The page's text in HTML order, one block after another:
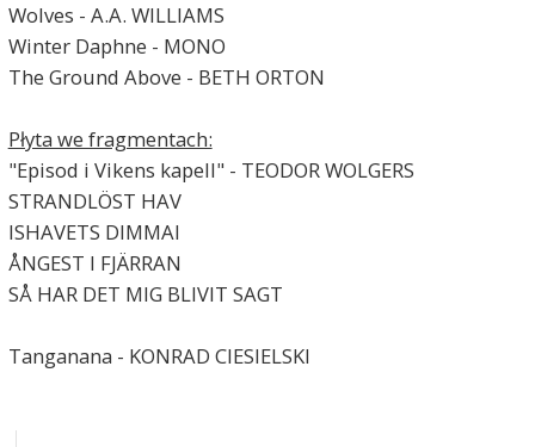
Wolves - A.A. WILLIAMS
Winter Daphne - MONO
The Ground Above - BETH ORTON
Płyta we fragmentach:
"Episod i Vikens kapell" - TEODOR WOLGERS
STRANDLÖST HAV
ISHAVETS DIMMAI
ÅNGEST I FJÄRRAN
SÅ HAR DET MIG BLIVIT SAGT
Tanganana - KONRAD CIESIELSKI